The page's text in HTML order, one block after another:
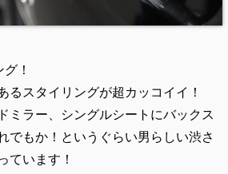
！
るスタイリングが超カッコイイ！
ミラー、シングルシートにバックス
でもか！というぐらい男らしい渋さ
ています！